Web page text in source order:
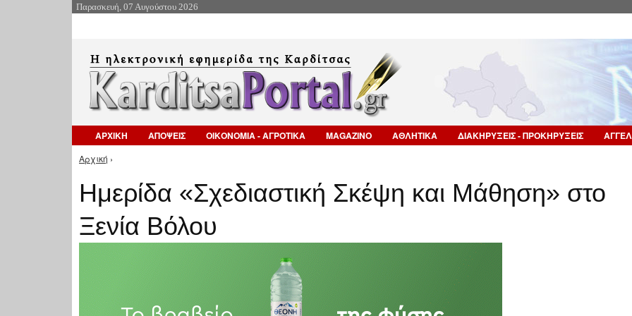
Παρασκευή, 07 Αυγούστου 2026
ΑΡΧΙΚΗ ΑΠΟΨΕΙΣ ΟΙΚΟΝΟΜΙΑ - ΑΓΡΟΤΙΚΑ MAGAZINO ΑΘΛΗΤΙΚΑ ΔΙΑΚΗΡΥΞΕΙΣ - ΠΡΟΚΗΡΥΞΕΙΣ
Είστε εδώ
Αρχική ›
Ημερίδα «Σχεδιαστική Σκέψη και Μάθηση» στο
Ξενία Βόλου